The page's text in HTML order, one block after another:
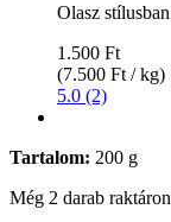
Olasz stílusban
1.500 Ft
(7.500 Ft / kg)
5.0 (2)
Tartalom: 200 g
Még 2 darab raktáron